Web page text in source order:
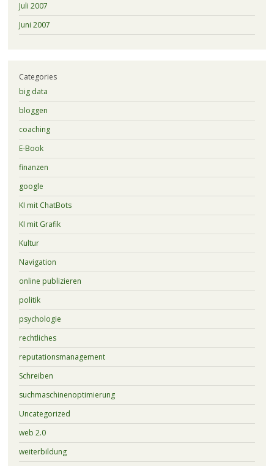
Juli 2007
Juni 2007
Categories
big data
bloggen
coaching
E-Book
finanzen
google
KI mit ChatBots
KI mit Grafik
Kultur
Navigation
online publizieren
politik
psychologie
rechtliches
reputationsmanagement
Schreiben
suchmaschinenoptimierung
Uncategorized
web 2.0
weiterbildung